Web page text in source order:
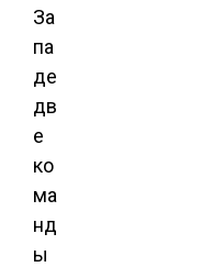
За
па
де
дв
е
ко
ма
нд
ы